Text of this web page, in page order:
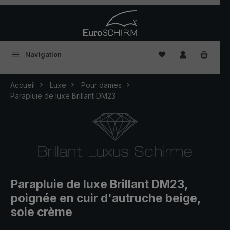
Navigation Vous avez 0
Accueil Luxe
Pour dames
Parapluie de luxe Brillant DM23
Parapluie de luxe Brillant DM23,
poignée en cuir d'autruche beige,
soie crème